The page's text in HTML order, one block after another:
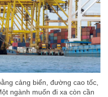
cảng biển, đường cao tốc,
ngành muốn đi xa còn cần